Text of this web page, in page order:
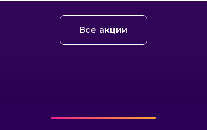
Все акции